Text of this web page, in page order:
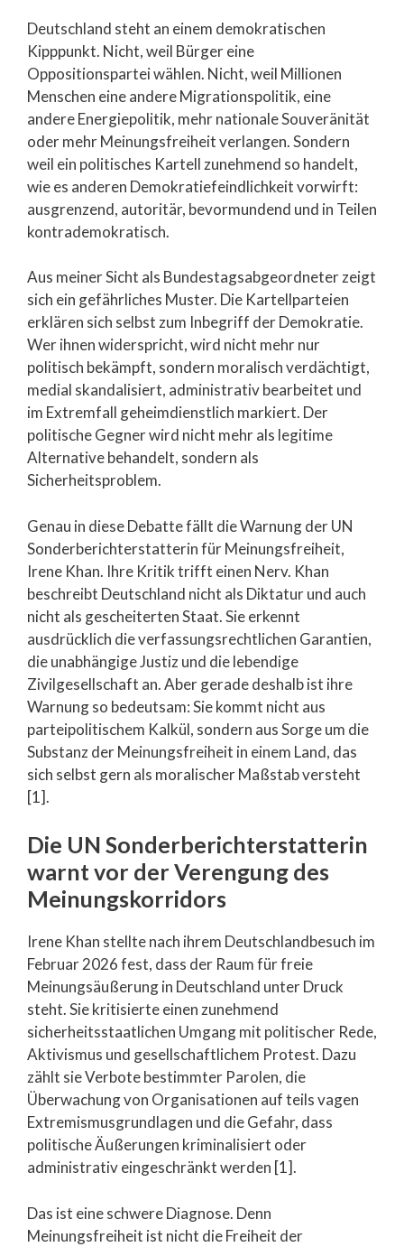
Deutschland steht an einem demokratischen
Kipppunkt. Nicht, weil Bürger eine
Oppositionspartei wählen. Nicht, weil Millionen
Menschen eine andere Migrationspolitik, eine
andere Energiepolitik, mehr nationale Souveränität
oder mehr Meinungsfreiheit verlangen. Sondern
weil ein politisches Kartell zunehmend so handelt,
wie es anderen Demokratiefeindlichkeit vorwirft:
ausgrenzend, autoritär, bevormundend und in Teilen
kontrademokratisch.
Aus meiner Sicht als Bundestagsabgeordneter zeigt
sich ein gefährliches Muster. Die Kartellparteien
erklären sich selbst zum Inbegriff der Demokratie.
Wer ihnen widerspricht, wird nicht mehr nur
politisch bekämpft, sondern moralisch verdächtigt,
medial skandalisiert, administrativ bearbeitet und
im Extremfall geheimdienstlich markiert. Der
politische Gegner wird nicht mehr als legitime
Alternative behandelt, sondern als
Sicherheitsproblem.
Genau in diese Debatte fällt die Warnung der UN
Sonderberichterstatterin für Meinungsfreiheit,
Irene Khan. Ihre Kritik trifft einen Nerv. Khan
beschreibt Deutschland nicht als Diktatur und auch
nicht als gescheiterten Staat. Sie erkennt
ausdrücklich die verfassungsrechtlichen Garantien,
die unabhängige Justiz und die lebendige
Zivilgesellschaft an. Aber gerade deshalb ist ihre
Warnung so bedeutsam: Sie kommt nicht aus
parteipolitischem Kalkül, sondern aus Sorge um die
Substanz der Meinungsfreiheit in einem Land, das
sich selbst gern als moralischer Maßstab versteht
[1].
Die UN Sonderberichterstatterin
warnt vor der Verengung des
Meinungskorridors
Irene Khan stellte nach ihrem Deutschlandbesuch im
Februar 2026 fest, dass der Raum für freie
Meinungsäußerung in Deutschland unter Druck
steht. Sie kritisierte einen zunehmend
sicherheitsstaatlichen Umgang mit politischer Rede,
Aktivismus und gesellschaftlichem Protest. Dazu
zählt sie Verbote bestimmter Parolen, die
Überwachung von Organisationen auf teils vagen
Extremismusgrundlagen und die Gefahr, dass
politische Äußerungen kriminalisiert oder
administrativ eingeschränkt werden [1].
Das ist eine schwere Diagnose. Denn
Meinungsfreiheit ist nicht die Freiheit der